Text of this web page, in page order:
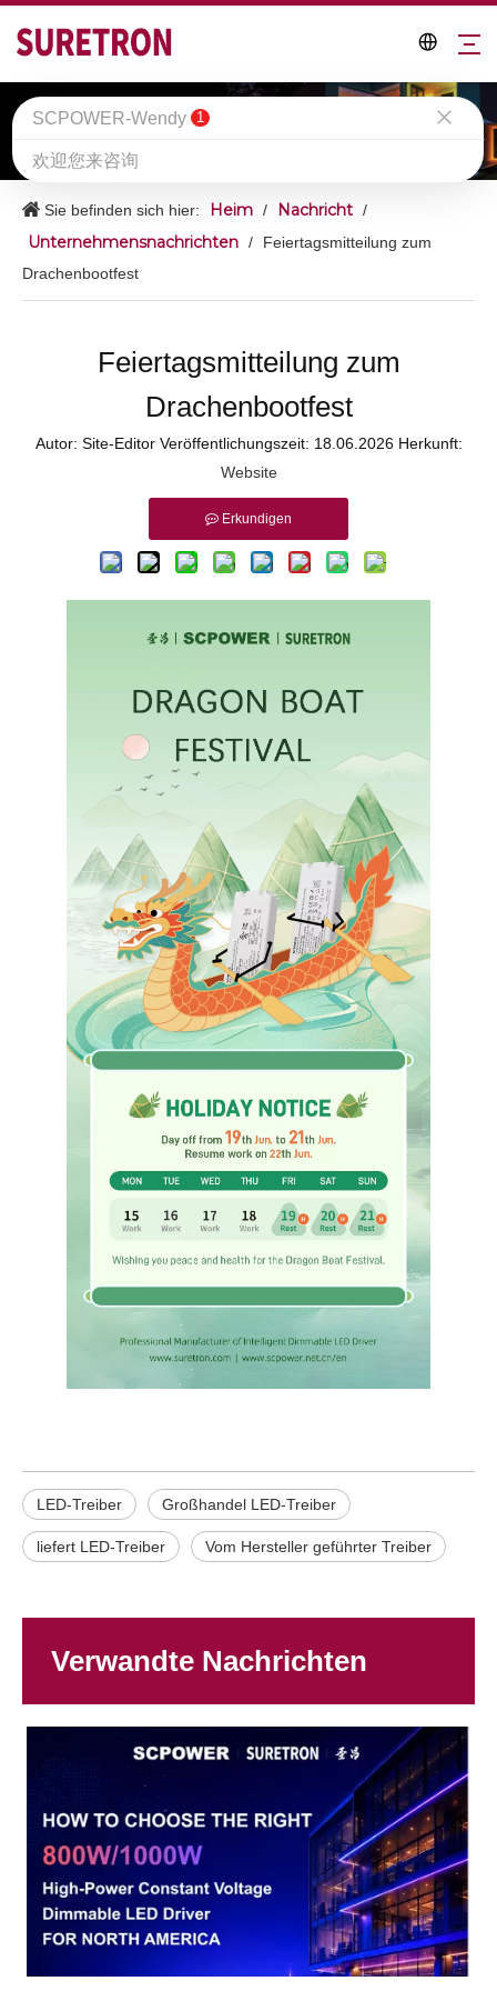
SURETRON-Medien
Sie befinden sich hier: Heim / Nachricht /
Unternehmensnachrichten /
Feiertagsmitteilung zum
Drachenbootfest
Feiertagsmitteilung zum
Drachenbootfest
Autor: Site-Editor Veröffentlichungszeit: 18.06.2026 Herkunft:
Website
Erkundigen
LED-Treiber Großhandel LED-Treiber
liefert LED-Treiber Vom Hersteller geführter Treiber
Verwandte Nachrichten
SCPOWER-Wendy 1
欢迎您来咨询